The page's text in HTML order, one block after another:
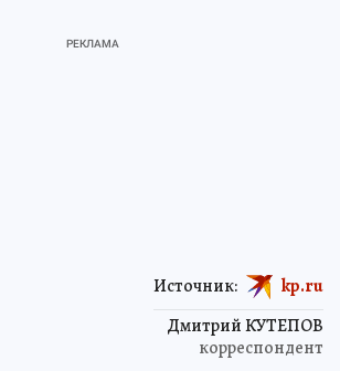
Дмитрий КУТЕПОВ
корреспондент
Источник: kp.ru